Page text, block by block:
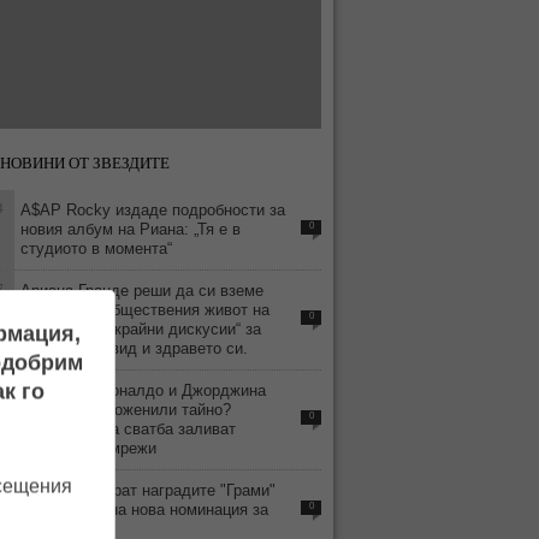
ОТ ЗВЕЗДИТЕ
A$AP Rocky издаде подробности за
новия албум на Риана: „Тя е в
студиото в момента“
0
Ариана Гранде реши да си вземе
почивка от обществения живот на
фона на „безкрайни дискусии“ за
външния си вид и здравето си.
0
Кристиано Роналдо и Джорджина
Родригес се оженили тайно?
Слуховете за сватба заливат
социалните мрежи
0
BTS бойкотират наградите "Грами"
заради спорна нова номинация за
0
го